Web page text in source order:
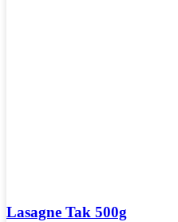
Lasagne Tak 500g